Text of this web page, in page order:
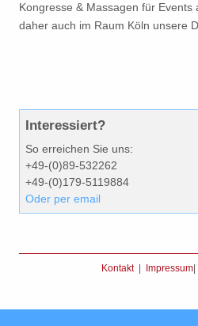
Kongresse & Massagen für Events
daher auch im Raum Köln unsere
Interessiert?
So erreichen Sie uns:
+49-(0)89-532262
+49-(0)179-5119884
Oder per email
Kontakt| Impressum|